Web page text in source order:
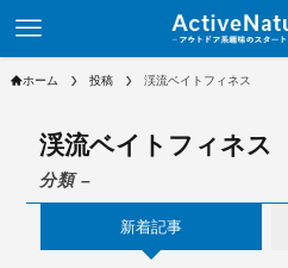
ホーム 投稿 渓流ベイトフィネス
渓流ベイトフィネス
分類 –
新着記事